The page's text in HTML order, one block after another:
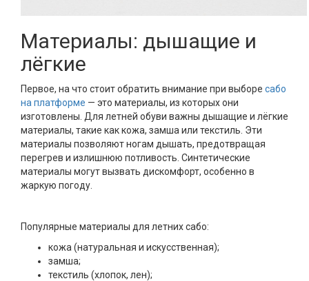
Материалы: дышащие и
лёгкие
Первое, на что стоит обратить внимание при выборе сабо
на платформе — это материалы, из которых они
изготовлены. Для летней обуви важны дышащие и лёгкие
материалы, такие как кожа, замша или текстиль. Эти
материалы позволяют ногам дышать, предотвращая
перегрев и излишнюю потливость. Синтетические
материалы могут вызвать дискомфорт, особенно в
жаркую погоду.
Популярные материалы для летних сабо:
кожа (натуральная и искусственная);
замша;
текстиль (хлопок, лен);